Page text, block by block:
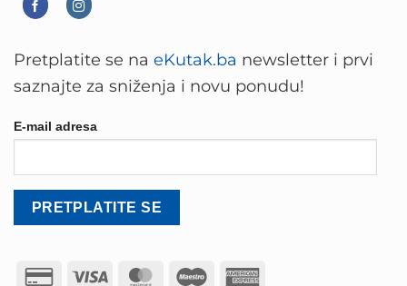
Pretplatite se na eKutak.ba newsletter i prvi
saznajte za sniženja i novu ponudu!
E-mail adresa
Credit
Visa MasterCard
Maestro